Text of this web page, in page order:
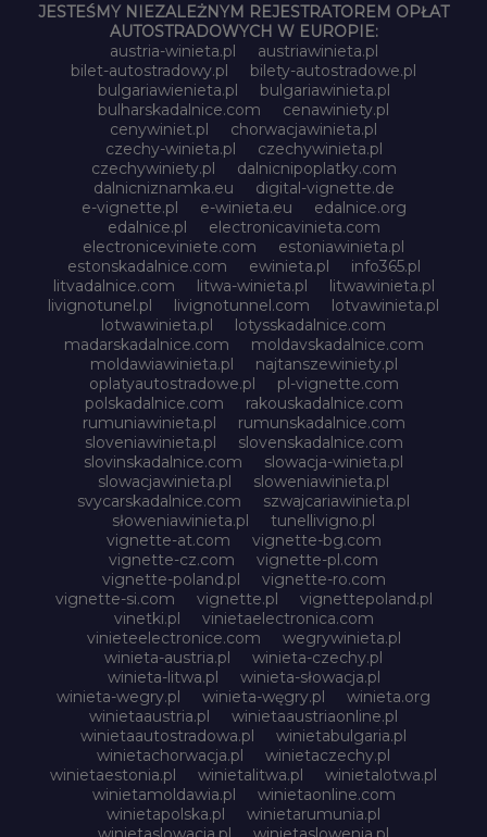
JESTEŚMY NIEZALEŻNYM REJESTRATOREM OPŁAT
AUTOSTRADOWYCH W EUROPIE:
austria-winieta.pl
austriawinieta.pl
bilet-autostradowy.pl
bilety-autostradowe.pl
bulgariawienieta.pl
bulgariawinieta.pl
bulharskadalnice.com
cenawiniety.pl
cenywiniet.pl
chorwacjawinieta.pl
czechy-winieta.pl
czechywinieta.pl
czechywiniety.pl
dalnicnipoplatky.com
dalnicniznamka.eu
digital-vignette.de
e-vignette.pl
e-winieta.eu
edalnice.org
edalnice.pl
electronicavinieta.com
electroniceviniete.com
estoniawinieta.pl
estonskadalnice.com
ewinieta.pl
info365.pl
litvadalnice.com
litwa-winieta.pl
litwawinieta.pl
livignotunel.pl
livignotunnel.com
lotvawinieta.pl
lotwawinieta.pl
lotysskadalnice.com
madarskadalnice.com
moldavskadalnice.com
moldawiawinieta.pl
najtanszewiniety.pl
oplatyautostradowe.pl
pl-vignette.com
polskadalnice.com
rakouskadalnice.com
rumuniawinieta.pl
rumunskadalnice.com
sloveniawinieta.pl
slovenskadalnice.com
slovinskadalnice.com
slowacja-winieta.pl
slowacjawinieta.pl
sloweniawinieta.pl
svycarskadalnice.com
szwajcariawinieta.pl
słoweniawinieta.pl
tunellivigno.pl
vignette-at.com
vignette-bg.com
vignette-cz.com
vignette-pl.com
vignette-poland.pl
vignette-ro.com
vignette-si.com
vignette.pl
vignettepoland.pl
vinetki.pl
vinietaelectronica.com
vinieteelectronice.com
wegrywinieta.pl
winieta-austria.pl
winieta-czechy.pl
winieta-litwa.pl
winieta-słowacja.pl
winieta-wegry.pl
winieta-węgry.pl
winieta.org
winietaaustria.pl
winietaaustriaonline.pl
winietaautostradowa.pl
winietabulgaria.pl
winietachorwacja.pl
winietaczechy.pl
winietaestonia.pl
winietalitwa.pl
winietalotwa.pl
winietamoldawia.pl
winietaonline.com
winietapolska.pl
winietarumunia.pl